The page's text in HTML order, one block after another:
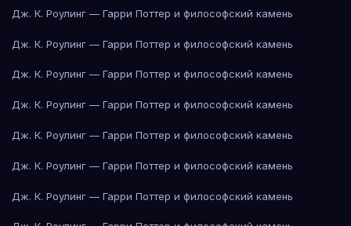
Дж. К. Роулинг — Гарри Поттер и философский камень
Дж. К. Роулинг — Гарри Поттер и философский камень
Дж. К. Роулинг — Гарри Поттер и философский камень
Дж. К. Роулинг — Гарри Поттер и философский камень
Дж. К. Роулинг — Гарри Поттер и философский камень
Дж. К. Роулинг — Гарри Поттер и философский камень
Дж. К. Роулинг — Гарри Поттер и философский камень